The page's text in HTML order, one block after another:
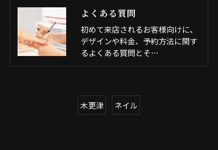
よくある質問
初めて来店されるお客様向けに、
デザインや料金、予約方法に関す
るよくある質問とそ…
木更津 ネイル